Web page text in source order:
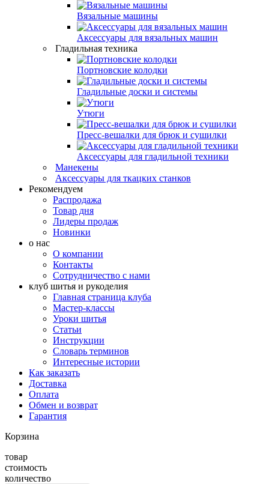
Вязальные машины
Аксессуары для вязальных машин
Гладильная техника
Портновские колодки
Гладильные доски и системы
Утюги
Пресс-вешалки для брюк и сушилки
Аксессуары для гладильной техники
Манекены
Аксессуары для ткацких станков
Рекомендуем
Распродажа
Товар дня
Лидеры продаж
Новинки
о нас
О компании
Контакты
Сотрудничество с нами
клуб шитья и рукоделия
Главная страница клуба
Мастер-классы
Уроки шитья
Статьи
Инструкции
Словарь терминов
Интересные истории
Как заказать
Доставка
Оплата
Обмен и возврат
Гарантия
Корзина
товар
стоимость
количество